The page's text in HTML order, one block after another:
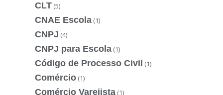
CLT (5)
CNAE Escola (1)
CNPJ (4)
CNPJ para Escola (1)
Código de Processo Civil (1)
Comércio (1)
Comércio Varejista (1)